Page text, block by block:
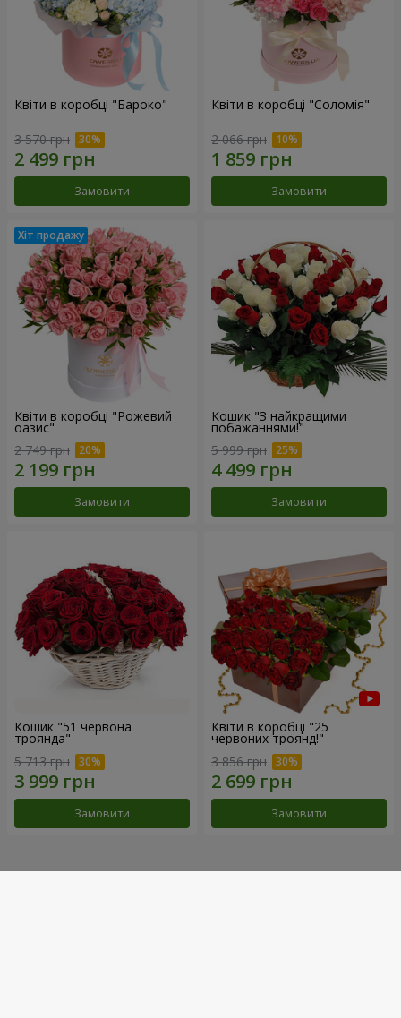
Квіти в коробці "Бароко"
3 570 грн
Замовити
Квіти в коробці "Соломія"
2 066 грн
Замовити
Квіти в коробці "Рожевий
оазис"
2 749 грн
Замовити
Кошик "З найкращими
побажаннями!"
5 999 грн
Замовити
Кошик "51 червона
троянда"
5 713 грн
Замовити
Квіти в коробці "25
червоних троянд!"
3 856 грн
Замовити